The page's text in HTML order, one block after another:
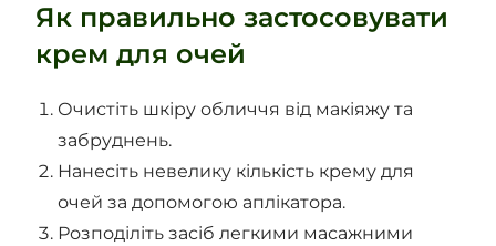
Як правильно застосовувати
крем для очей
Очистіть шкіру обличчя від макіяжу та
забруднень.
Нанесіть невелику кількість крему для
очей за допомогою аплікатора.
Розподіліть засіб легкими масажними